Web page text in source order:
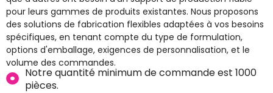
pour leurs gammes de produits existantes. Nous proposons
des solutions de fabrication flexibles adaptées à vos besoins
spécifiques, en tenant compte du type de formulation,
options d'emballage, exigences de personnalisation, et le
volume des commandes.
Notre quantité minimum de commande est 1000
pièces.